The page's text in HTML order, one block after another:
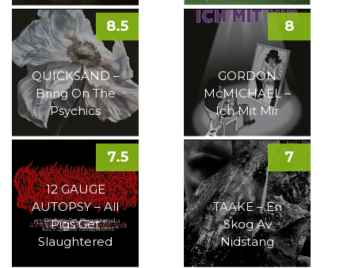
QUICKSAND –
Bring On The
Psychics
8.5
GORDON
McMICHAEL –
Ich Mit Mir
8
12 GAUGE
AUTOPSY – All
Pigs Get
Slaughtered
7.5
TAAKE – En
Skog Av
Nidstang
7